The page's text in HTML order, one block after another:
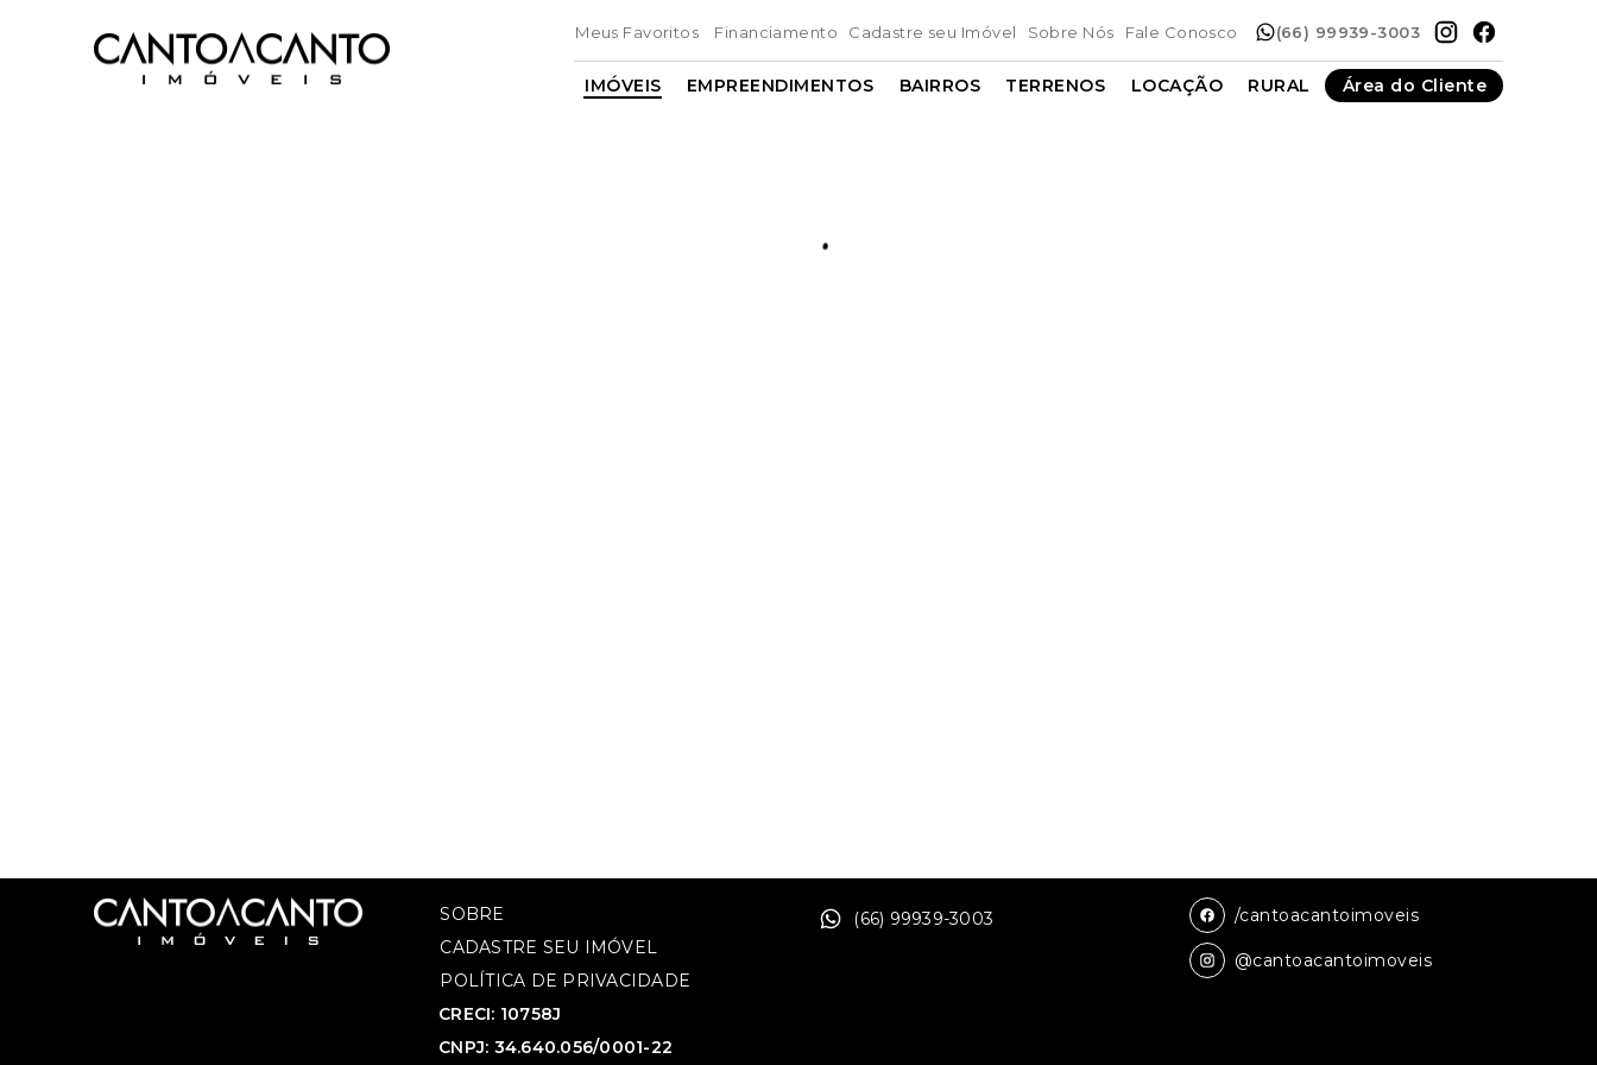
Meus Favoritos Financiamento Cadastre seu Imóvel Sobre Nós Fale Conosco (66) 99939-3003
IMÓVEIS EMPREENDIMENTOS BAIRROS TERRENOS LOCAÇÃO RURAL Área do Cliente
SOBRE
CADASTRE SEU IMÓVEL
POLÍTICA DE PRIVACIDADE
CRECI: 10758J
CNPJ: 34.640.056/0001-22
(66) 99939-3003 /cantoacantoimoveis
@cantoacantoimoveis